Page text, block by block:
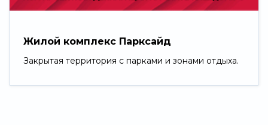
Жилой комплекс Парксайд
Закрытая территория с парками и зонами отдыха.